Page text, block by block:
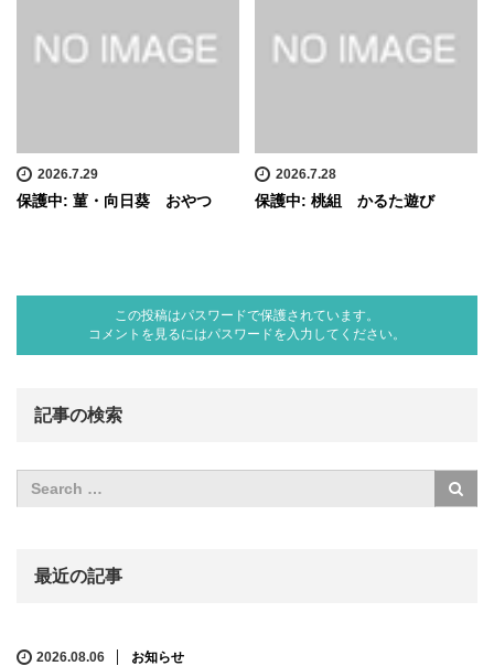
2026.7.29
保護中: 菫・向日葵 おやつ
2026.7.28
保護中: 桃組 かるた遊び
この投稿はパスワードで保護されています。
コメントを見るにはパスワードを入力してください。
記事の検索
最近の記事
2026.08.06 お知らせ